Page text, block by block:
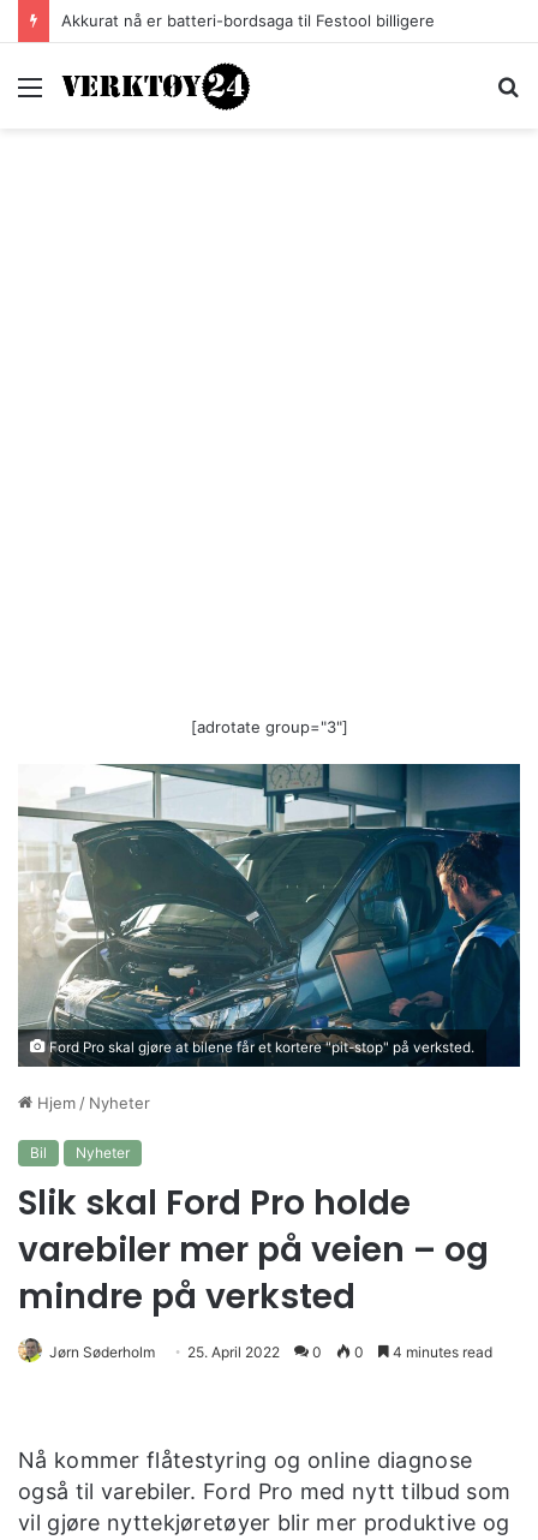
Akkurat nå er batteri-bordsaga til Festool billigere
Meny
[adrotate group="3"]
Ford Pro skal gjøre at bilene får et kortere "pit-stop" på verksted.
Hjem / Nyheter
Bil Nyheter
Slik skal Ford Pro holde
varebiler mer på veien – og
mindre på verksted
Jørn Søderholm 25. April 2022 0 0 4 minutes read
Nå kommer flåtestyring og online diagnose
også til varebiler. Ford Pro med nytt tilbud som
vil gjøre nyttekjøretøyer blir mer produktive og